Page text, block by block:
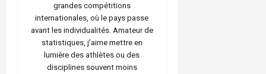
grandes compétitions
internationales, où le pays passe
avant les individualités. Amateur de
statistiques, j’aime mettre en
lumière des athlètes ou des
disciplines souvent moins